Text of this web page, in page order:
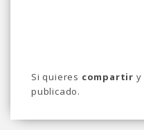
Si quieres compartir y
publicado.